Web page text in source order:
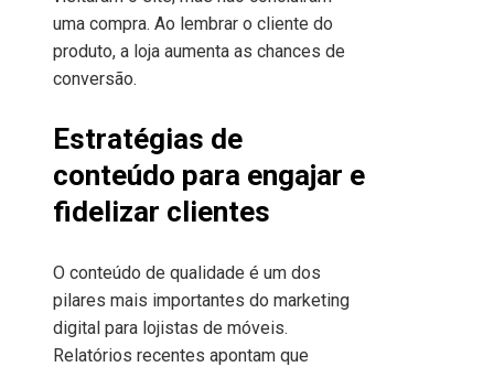
uma compra. Ao lembrar o cliente do
produto, a loja aumenta as chances de
conversão.
Estratégias de
conteúdo para engajar e
fidelizar clientes
O conteúdo de qualidade é um dos
pilares mais importantes do marketing
digital para lojistas de móveis.
Relatórios recentes apontam que